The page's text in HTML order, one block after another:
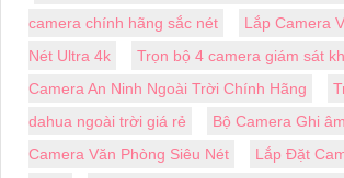
camera chính hãng sắc nét
Lắp Camera
Nét Ultra 4k
Trọn bộ 4 camera giám sát
Camera An Ninh Ngoài Trời Chính Hãng
dahua ngoài trời giá rẻ
Bộ Camera Ghi
Camera Văn Phòng Siêu Nét
Lắp Đặt